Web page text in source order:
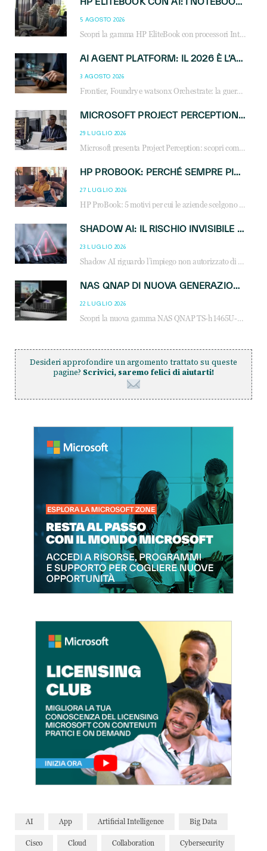
5 AGOSTO 2026
Scopri la gamma HP EliteBook con processori Intel® Core™ Ultra e AMD Ryzen™ AI. Notebook business progettati per aumentare la produttività, migliorare la collaborazione e garantire sicurezza avanzata in ufficio e in mobilità.
AI AGENT PLATFORM: IL 2026 È L’ANNO DEL «SISTEMA OPERATIVO» PER GLI AGENTI AZIENDALI
3 AGOSTO 2026
Frontier, Foundry e watsonx Orchestrate: la guerra delle piattaforme AI agent ridisegna il mercato IT. Cosa cambia per reseller, MSP e system integrator.
MICROSOFT PROJECT PERCEPTION: COME GLI AGENTI AI CAMBIERANNO SOC, CYBERSECURITY E SERVIZI MSP
29 LUGLIO 2026
Microsoft presenta Project Perception: scopri come gli agenti AI possono trasformare cybersecurity, SOC e servizi gestiti degli MSP.
HP PROBOOK: PERCHÉ SEMPRE PIÙ AZIENDE SCELGONO NOTEBOOK PROGETTATI PER IL LAVORO MODERNO
27 LUGLIO 2026
HP ProBook: 5 motivi per cui le aziende scelgono i notebook business HP per migliorare produttività, sicurezza e gestione dell’AI.
SHADOW AI: IL RISCHIO INVISIBILE CHE LE AZIENDE POSSONO GOVERNARE
23 LUGLIO 2026
Shadow AI riguardo l’impiego non autorizzato di sistemi AI all’interno dell’azienda. E’ una pratica che si diffonde a partire dai dipendenti fino ai dirigenti e mette a repentaglio la cybersecurity, con costi più elevati per le organizzazioni. Due recenti report illustrano il fenomeno e forniscono dati in merito
NAS QNAP DI NUOVA GENERAZIONE: PIÙ PRESTAZIONI, SCALABILITÀ E PROTEZIONE DEI DATI PER LE INFRASTRUTTURE IT MODERNE
22 LUGLIO 2026
Scopri la nuova gamma NAS QNAP TS-h1465U-RP, TS-h1065eU e TS-h665U: storage aziendale con ZFS, DDR5, E1.S NVMe e connettività 2.5GbE per backup, virtualizzazione e cybersecurity.
Desideri approfondire un argomento trattato su queste
pagine? Scrivici, saremo felici di aiutarti!
AI App Artificial Intelligence Big Data
Cisco Cloud Collaboration Cybersecurity